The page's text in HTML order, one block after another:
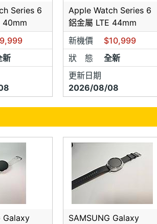
號申辦★3C維修★周邊配件★現金分期
友詢問前請先主動表明手機王會員身份才
買後絕不退差價。★
友詢問前請先主動表明手機王會員身份才
,購買後絕不退差價。★
友詢問前請先主動表明手機王會員身份才
買後絕不退差價。★
規則請詳閱，如未詳細閱讀，現場門市
Series 6
40mm
新
Apple Watch Series 6
鋁金屬 LTE 44mm
新機價
$10,999
狀 態
全新
更新日期
2026/08/08
Galaxy
SAMSUNG Galaxy